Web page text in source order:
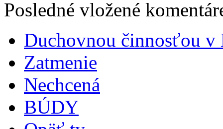
Posledné vložené
Duchovnou činnosťou
Zatmenie
Nechcená
BÚDY